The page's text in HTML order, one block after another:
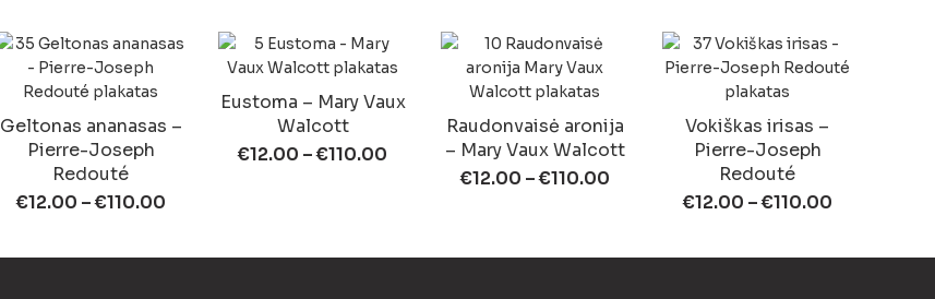
Geltonas ananasas –
Pierre-Joseph
Redouté
€12.00 –€110.00
Eustoma – Mary Vaux
Walcott
€12.00 –€110.00
Raudonvaisė aronija
– Mary Vaux Walcott
€12.00 –€110.00
Vokiškas irisas –
Pierre-Joseph
Redouté
€12.00 –€110.00